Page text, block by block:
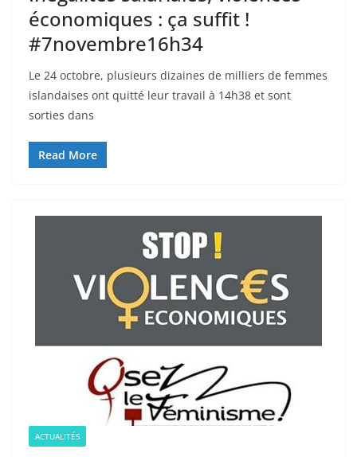
économiques : ça suffit !
#7novembre16h34
Le 24 octobre, plusieurs dizaines de milliers de femmes
islandaises ont quitté leur travail à 14h38 et sont
sorties dans
Read More
ACTUALITÉS